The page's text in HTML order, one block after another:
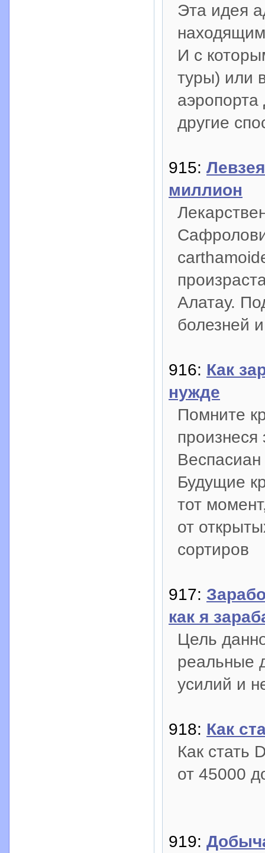
Эта идея
И с
туры) или
другие
915:
миллион
Алатау.
болезней
916: Как
нужде
Помните
Будущие
тот
от
сортиров
917:
как я
Цель
реальные
усилий и
918: Как
Как стать
от 45000
919: